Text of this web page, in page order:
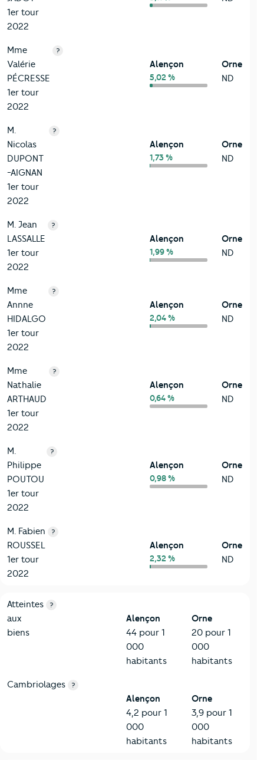
1er tour
2022
Mme
Valérie
PÉCRESSE
1er tour
2022
?
Alençon
5,02 %
Orne
ND
M.
Nicolas
DUPONT
-AIGNAN
1er tour
2022
?
Alençon
1,73 %
Orne
ND
M. Jean
LASSALLE
1er tour
2022
?
Alençon
1,99 %
Orne
ND
Mme
Annne
HIDALGO
1er tour
2022
?
Alençon
2,04 %
Orne
ND
Mme
Nathalie
ARTHAUD
1er tour
2022
?
Alençon
0,64 %
Orne
ND
M.
Philippe
POUTOU
1er tour
2022
?
Alençon
0,98 %
Orne
ND
M. Fabien
ROUSSEL
1er tour
2022
?
Alençon
2,32 %
Orne
ND
7-Sécurité
Critères
Atteintes
aux
biens
?
Alençon
44 pour 1
000
habitants
Orne
20 pour 1
000
habitants
Cambriolages ?
Alençon
4,2 pour 1
000
habitants
Orne
3,9 pour 1
000
habitants